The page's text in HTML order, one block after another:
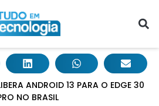
ANDROID 13 PARA O EDGE 30
NO BRASIL